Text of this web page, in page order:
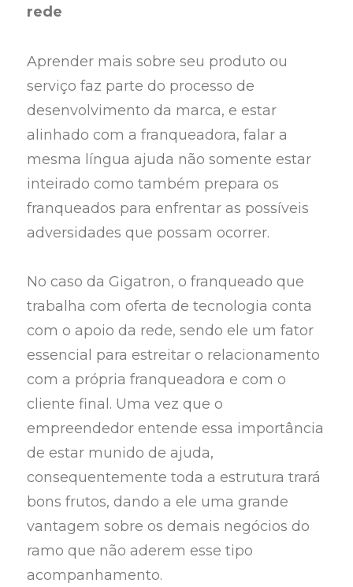
rede
Aprender mais sobre seu produto ou
serviço faz parte do processo de
desenvolvimento da marca, e estar
alinhado com a franqueadora, falar a
mesma língua ajuda não somente estar
inteirado como também prepara os
franqueados para enfrentar as possíveis
adversidades que possam ocorrer.
No caso da Gigatron, o franqueado que
trabalha com oferta de tecnologia conta
com o apoio da rede, sendo ele um fator
essencial para estreitar o relacionamento
com a própria franqueadora e com o
cliente final. Uma vez que o
empreendedor entende essa importância
de estar munido de ajuda,
consequentemente toda a estrutura trará
bons frutos, dando a ele uma grande
vantagem sobre os demais negócios do
ramo que não aderem esse tipo
acompanhamento.